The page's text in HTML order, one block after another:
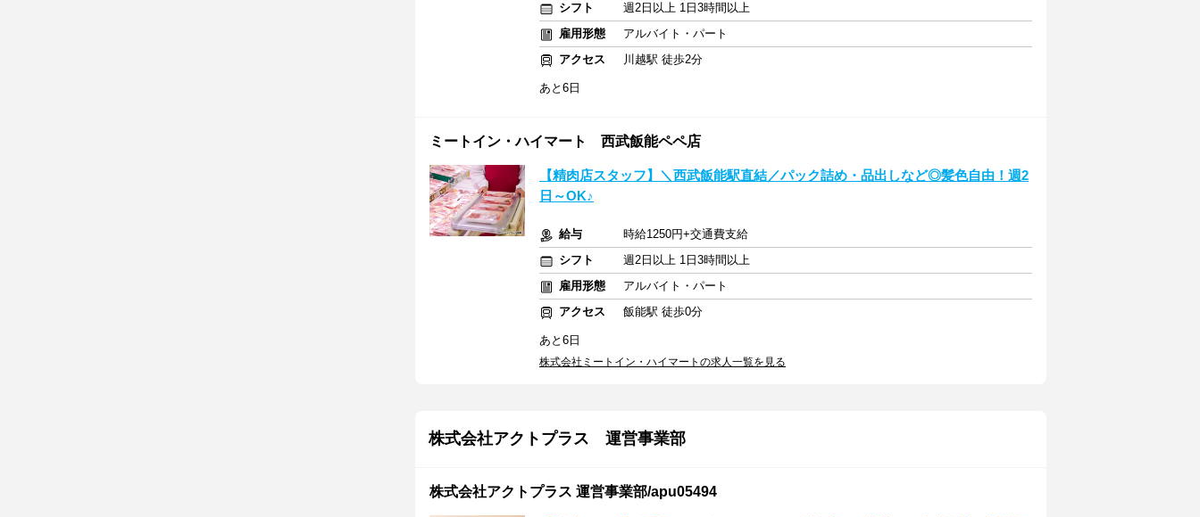
シフト
週2日以上 1日3時間以上
雇用形態
アルバイト・パート
アクセス
川越駅 徒歩2分
あと6日
ミートイン・ハイマート 西武飯能ペペ店
【精肉店スタッフ】＼西武飯能駅直結／パック詰め・品出しなど◎髪色自由！週2
日～OK♪
給与
時給1250円+交通費支給
シフト
週2日以上 1日3時間以上
雇用形態
アルバイト・パート
アクセス
飯能駅 徒歩0分
あと6日
株式会社ミートイン・ハイマートの求人一覧を見る
株式会社アクトプラス 運営事業部
株式会社アクトプラス 運営事業部/apu05494